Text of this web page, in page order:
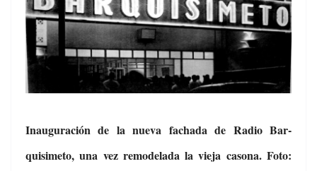
Inau­gu­ración de la nue­va facha­da de Radio Bar­
quisime­to, una vez remod­e­la­da la vie­ja casona. Foto: